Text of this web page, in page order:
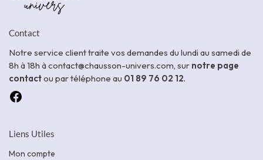
Contact
Notre service client traite vos demandes du lundi au samedi de
8h à 18h à contact@chausson-univers.com, sur notre page
contactou par téléphone au 01 89 76 02 12.
Liens Utiles
Mon compte